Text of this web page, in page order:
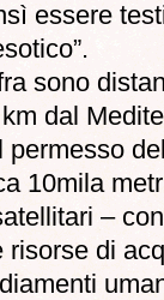
essere
sono
dal
10mila
–
di